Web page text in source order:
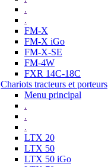
.
.
FM-X
FM-X iGo
FM-X-SE
FM-4W
FXR 14C-18C
Chariots tracteurs et porteurs
Menu principal
.
.
.
LTX 20
LTX 50
LTX 50 iGo